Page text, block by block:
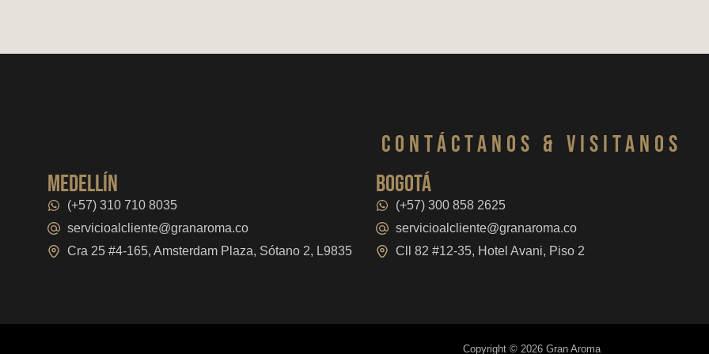
CONTáCTanos & VISITANOS
medellín
(+57) 310 710 8035
servicioalcliente@granaroma.co
Cra 25 #4-165, Amsterdam Plaza, Sótano 2, L9835
bogotá
(+57) 300 858 2625
servicioalcliente@granaroma.co
Cll 82 #12-35, Hotel Avani, Piso 2
Copyright © 2026 Gran Aroma